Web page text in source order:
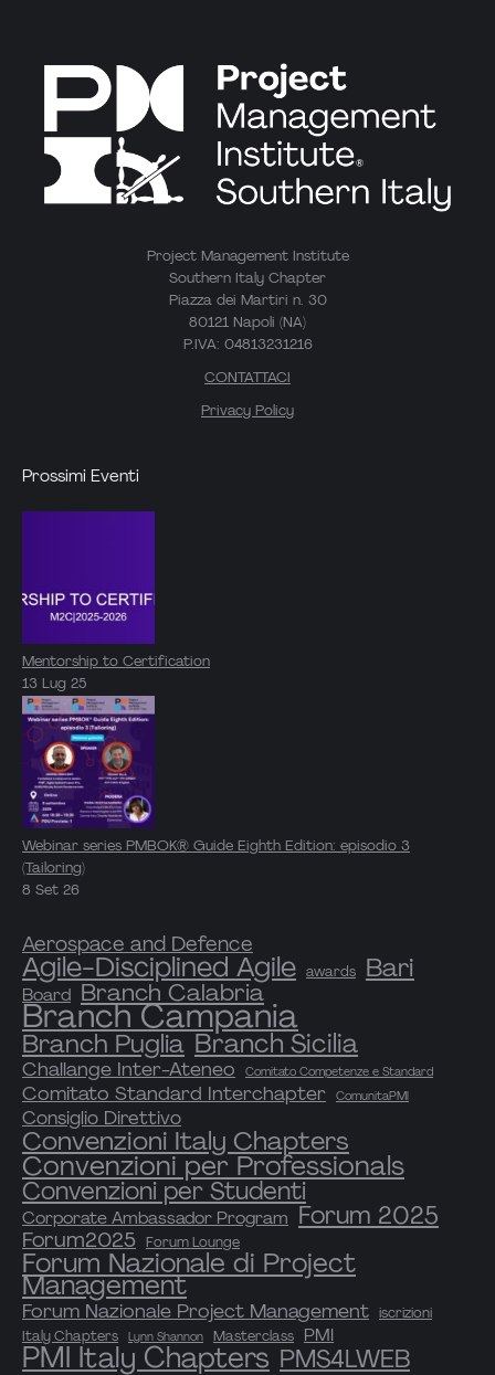
Project Management Institute
Southern Italy Chapter
Piazza dei Martiri n. 30
80121 Napoli (NA)
P.IVA: 04813231216
CONTATTACI
Privacy Policy
Prossimi Eventi
Mentorship to Certification
13 Lug 25
Webinar series PMBOK® Guide Eighth Edition: episodio 3
(Tailoring)
8 Set 26
Aerospace and Defence
Agile-Disciplined Agile awards Bari
Board Branch Calabria
Branch Campania
Branch Puglia Branch Sicilia
Challange Inter-Ateneo Comitato Competenze e Standard
Comitato Standard Interchapter ComunitaPMl
Consiglio Direttivo
Convenzioni Italy Chapters
Convenzioni per Professionals
Convenzioni per Studenti
Corporate Ambassador Program Forum 2025
Forum2025 Forum Lounge
Forum Nazionale di Project
Management
Forum Nazionale Project Management
iscrizioni
Italy Chapters
Lynn Shannon Masterclass PMI
PMI Italy Chapters PMS4LWEB